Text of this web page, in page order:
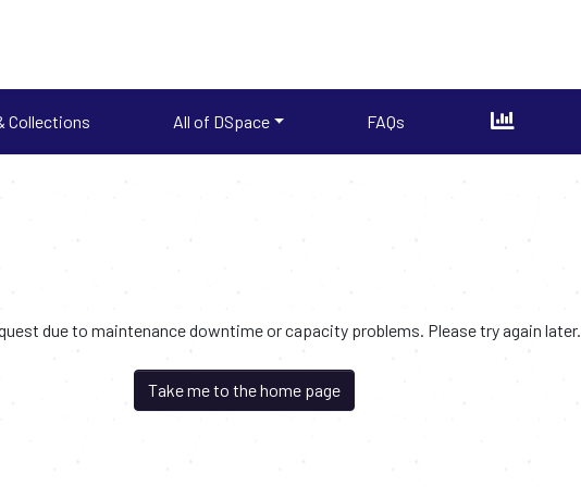
Collections All of DSpace FAQs
due to maintenance downtime or capacity problems. Please try again later.
Take me to the home page